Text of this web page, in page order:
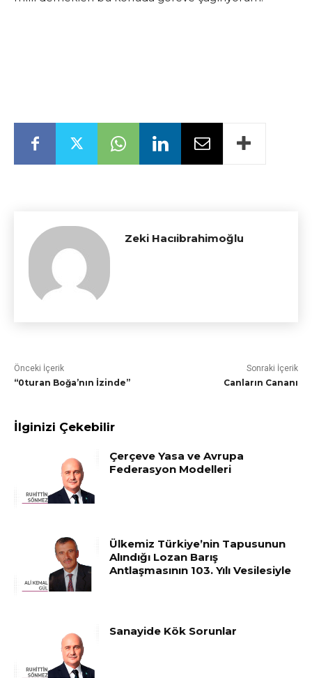
Zeki Hacıibrahimoğlu
Önceki İçerik
“0turan Boğa’nın İzinde”
Sonraki İçerik
Canların Cananı
İlginizi Çekebilir
Çerçeve Yasa ve Avrupa
Federasyon Modelleri
Ülkemiz Türkiye’nin Tapusunun
Alındığı Lozan Barış
Antlaşmasının 103. Yılı Vesilesiyle
Sanayide Kök Sorunlar